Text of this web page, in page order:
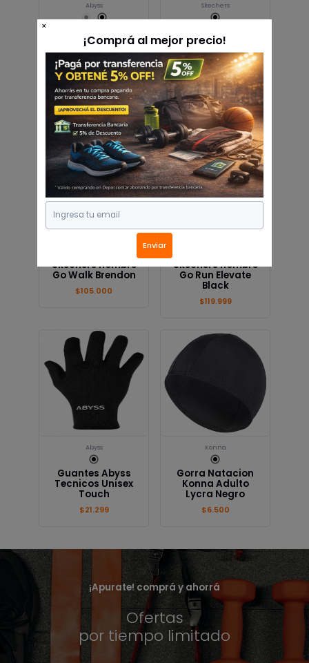
Abyss
Buzo Medio Cierre
Combinado
Hombre Abyss
0104
$46.307
Skechers
Deportivas
Skechers Go Run
Consistent 2.0
$114.999
Envio gratis
Skechers
Skechers hombre
Go Walk Brendon
$105.000
Envio gratis
Skechers
Skechers hombre
Go Run Elevate
Black
$119.999
Abyss
Guantes Abyss
Tecnicos Unisex
Touch
$21.299
Konna
Gorra Natacion
Konna Adulto
Lycra Negro
$6.500
¡Apurate! comprá y ahorrá
Ofertas
por tiempo limitado
×
¡Comprá al mejor precio!
Enviar